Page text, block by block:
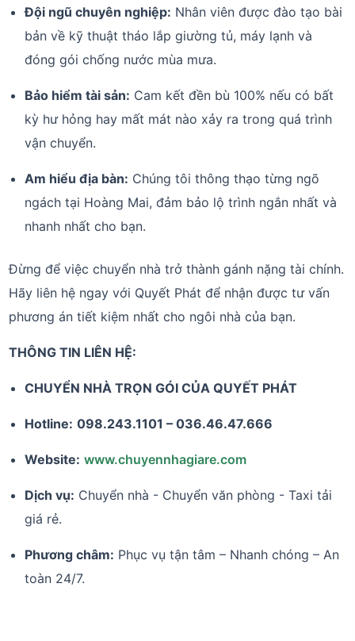
Đội ngũ chuyên nghiệp: Nhân viên được đào tạo bài
bản về kỹ thuật tháo lắp giường tủ, máy lạnh và
đóng gói chống nước mùa mưa.
Bảo hiểm tài sản: Cam kết đền bù 100% nếu có bất
kỳ hư hỏng hay mất mát nào xảy ra trong quá trình
vận chuyển.
Am hiểu địa bàn: Chúng tôi thông thạo từng ngõ
ngách tại Hoàng Mai, đảm bảo lộ trình ngắn nhất và
nhanh nhất cho bạn.
Đừng để việc chuyển nhà trở thành gánh nặng tài chính.
Hãy liên hệ ngay với Quyết Phát để nhận được tư vấn
phương án tiết kiệm nhất cho ngôi nhà của bạn.
THÔNG TIN LIÊN HỆ:
CHUYỂN NHÀ TRỌN GÓI CỦA QUYẾT PHÁT
Hotline: 098.243.1101 – 036.46.47.666
Website: www.chuyennhagiare.com
Dịch vụ: Chuyển nhà - Chuyển văn phòng - Taxi tải
giá rẻ.
Phương châm: Phục vụ tận tâm – Nhanh chóng – An
toàn 24/7.